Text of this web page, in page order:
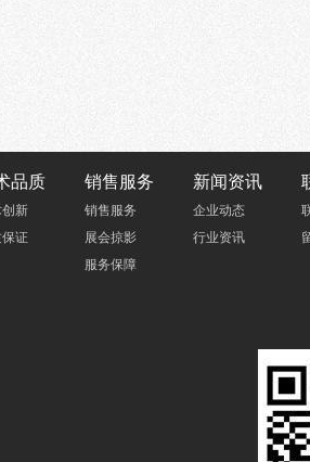
品质
新
证
销售服务
销售服务
展会掠影
服务保障
新闻资讯
企业动态
行业资讯